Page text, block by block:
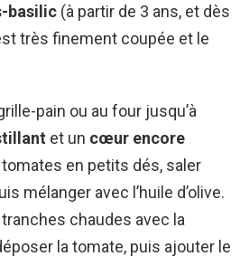
basilic (à partir de 3 ans, et dès
très finement coupée et le
pain ou au four jusqu’à
et un cœur encore
tomates en petits dés, saler
mélanger avec l’huile d’olive.
chaudes avec la
la tomate, puis ajouter le